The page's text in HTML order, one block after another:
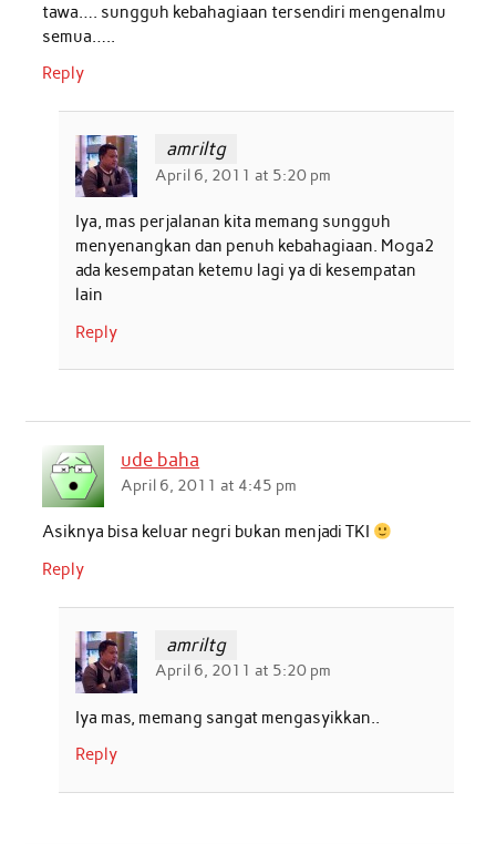
tawa…. sungguh kebahagiaan tersendiri mengenalmu
semua…..
Reply
amriltg
April 6, 2011 at 5:20 pm
Iya, mas perjalanan kita memang sungguh
menyenangkan dan penuh kebahagiaan. Moga2
ada kesempatan ketemu lagi ya di kesempatan
lain
Reply
ude baha
April 6, 2011 at 4:45 pm
Asiknya bisa keluar negri bukan menjadi TKI
Reply
amriltg
April 6, 2011 at 5:20 pm
Iya mas, memang sangat mengasyikkan..
Reply